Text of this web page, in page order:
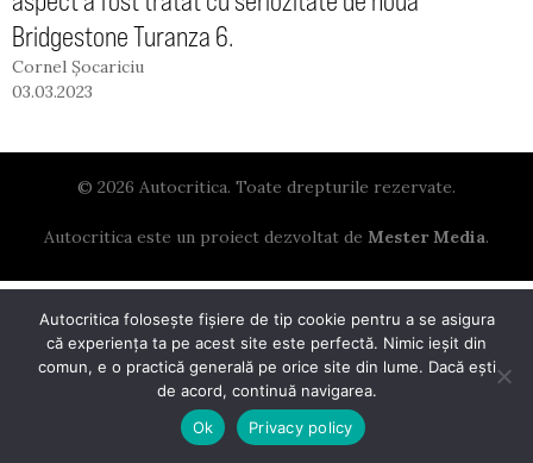
Bridgestone Turanza 6.
Cornel Șocariciu
03.03.2023
© 2026 Autocritica. Toate drepturile rezervate.
Autocritica este un proiect dezvoltat de Mester Media.
Autocritica folosește fișiere de tip cookie pentru a se asigura
că experiența ta pe acest site este perfectă. Nimic ieșit din
comun, e o practică generală pe orice site din lume. Dacă ești
de acord, continuă navigarea.
Ok
Privacy policy